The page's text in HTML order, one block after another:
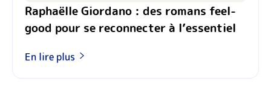
Raphaëlle Giordano : des romans feel-
good pour se reconnecter à l’essentiel
En lire plus